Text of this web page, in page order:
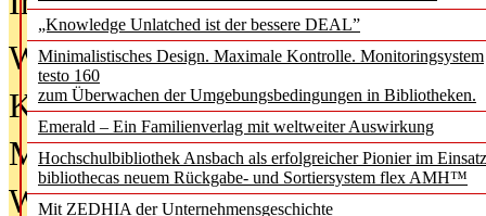
„Knowledge Unlatched ist der bessere DEAL”
Minimalistisches Design. Maximale Kontrolle. Monitoringsystem
testo 160
zum Überwachen der Umgebungsbedingungen in Bibliotheken.
Emerald – Ein Familienverlag mit weltweiter Auswirkung
Hochschulbibliothek Ansbach als erfolgreicher Pionier im
bibliothecas neuem Rückgabe- und Sortiersystem flex AMH™
Mit ZEDHIA der Unternehmensgeschichte
Was Hochschul­bibliotheken von
Kinder in der digitalen Welt
Metadaten als Infrastruktur
Wenn Bots katalogisieren